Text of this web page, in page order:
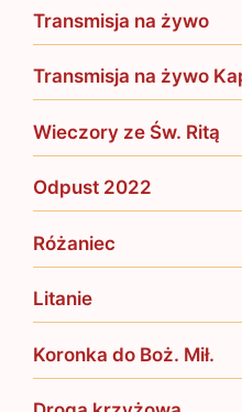
Transmisja na żywo
Transmisja na żywo
Wieczory ze Św. Ritą
Odpust 2022
Różaniec
Litanie
Koronka do Boż. Mił.